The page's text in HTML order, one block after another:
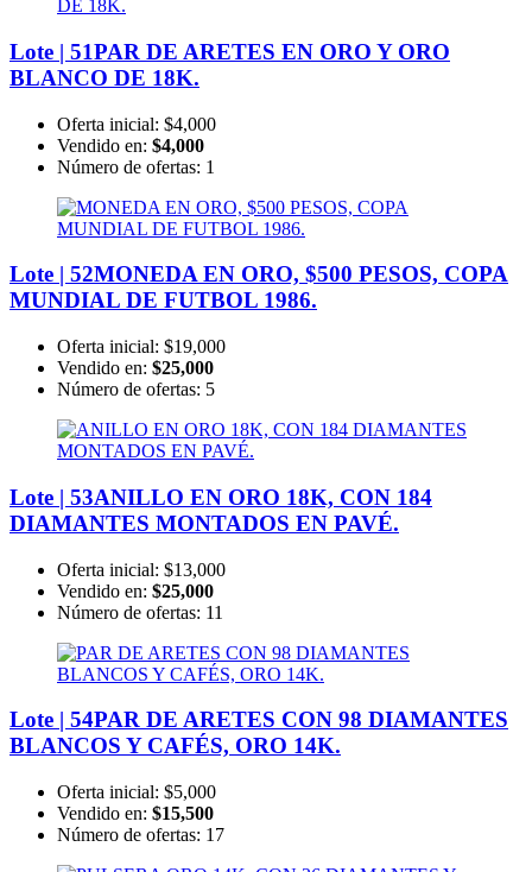
Lote | 51PAR DE ARETES EN ORO Y ORO
BLANCO DE 18K.
Oferta inicial: $4,000
Vendido en: $4,000
Número de ofertas: 1
Lote | 52MONEDA EN ORO, $500 PESOS, COPA
MUNDIAL DE FUTBOL 1986.
Oferta inicial: $19,000
Vendido en: $25,000
Número de ofertas: 5
Lote | 53ANILLO EN ORO 18K, CON 184
DIAMANTES MONTADOS EN PAVÉ.
Oferta inicial: $13,000
Vendido en: $25,000
Número de ofertas: 11
Lote | 54PAR DE ARETES CON 98 DIAMANTES
BLANCOS Y CAFÉS, ORO 14K.
Oferta inicial: $5,000
Vendido en: $15,500
Número de ofertas: 17